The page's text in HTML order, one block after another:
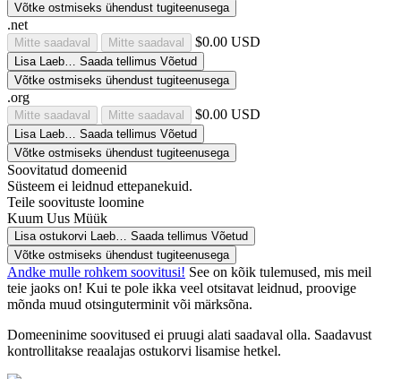
Võtke ostmiseks ühendust tugiteenusega
.net
Mitte saadaval Mitte saadaval $0.00 USD
Lisa Laeb… Saada tellimus Võetud
Võtke ostmiseks ühendust tugiteenusega
.org
Mitte saadaval Mitte saadaval $0.00 USD
Lisa Laeb… Saada tellimus Võetud
Võtke ostmiseks ühendust tugiteenusega
Soovitatud domeenid
Süsteem ei leidnud ettepanekuid.
Teile soovituste loomine
Kuum Uus Müük
Lisa ostukorvi Laeb… Saada tellimus Võetud
Võtke ostmiseks ühendust tugiteenusega
Andke mulle rohkem soovitusi! See on kõik tulemused, mis meil
teie jaoks on! Kui te pole ikka veel otsitavat leidnud, proovige
mõnda muud otsinguterminit või märksõna.
Domeeninime soovitused ei pruugi alati saadaval olla. Saadavust
kontrollitakse reaalajas ostukorvi lisamise hetkel.